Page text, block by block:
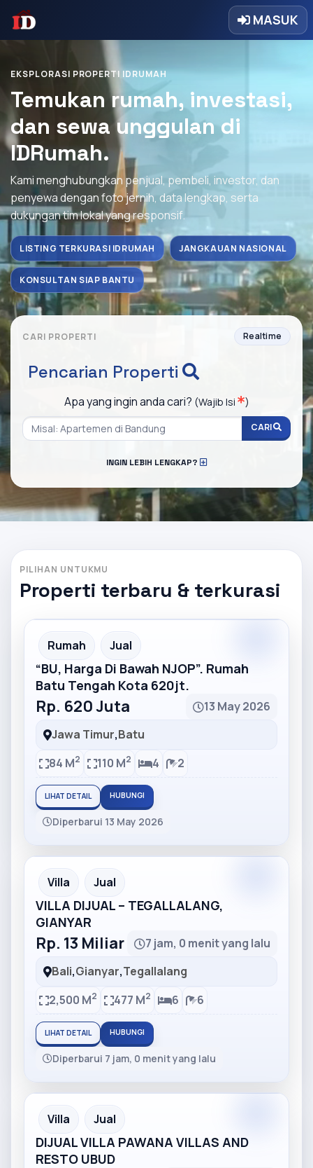
MASUK
EKSPLORASI PROPERTI IDRUMAH
Temukan rumah, investasi,
dan sewa unggulan di
IDRumah.
Kami menghubungkan penjual, pembeli, investor, dan
penyewa dengan foto jernih, data lengkap, serta
dukungan tim lokal yang responsif.
LISTING TERKURASI IDRUMAH JANGKAUAN NASIONAL
KONSULTAN SIAP BANTU
CARI PROPERTI Realtime
Pencarian Properti
Apa yang ingin anda cari? (Wajib Isi )
CARI
INGIN LEBIH LENGKAP?
PILIHAN UNTUKMU
Properti terbaru & terkurasi
Partner Ad
Rumah Jual
“BU, Harga Di Bawah NJOP”. Rumah
Batu Tengah Kota 620jt.
Rp. 620 Juta
13 May 2026
Jawa Timur,Batu
84 M2 110 M2 4 2
LIHAT DETAIL HUBUNGI
Diperbarui 13 May 2026
Partner Ad
Villa Jual
VILLA DIJUAL – TEGALLALANG,
GIANYAR
Rp. 13 Miliar
7 jam, 0 menit yang lalu
Bali,Gianyar,Tegallalang
2,500 M2 477 M2 6 6
LIHAT DETAIL HUBUNGI
Diperbarui 7 jam, 0 menit yang lalu
Partner Ad
Villa Jual
DIJUAL VILLA PAWANA VILLAS AND
RESTO UBUD